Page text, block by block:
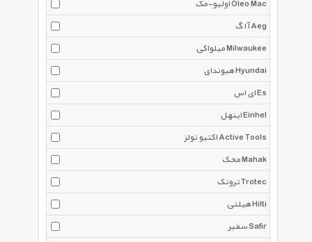
اولیو-مک Oleo Mac
آ ا گ Aeg
میلواکی Milwaukee
هیوندای Hyundai
ای اس Es
اینهل Einhel
اکتیو تولز Active Tools
محک Mahak
تروتک Trotec
هیلتی Hilti
سفیر Safir